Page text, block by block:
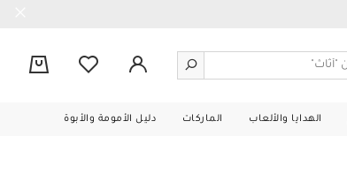
الهدايا والألعاب الماركات دليل الأمومة والأبوة